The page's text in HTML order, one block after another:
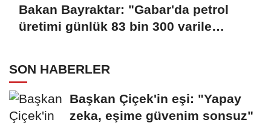
Bakan Bayraktar: "Gabar'da petrol
üretimi günlük 83 bin 300 varile
SON HABERLER
Başkan Çiçek'in eşi: "Yapay
zeka, eşime güvenim sonsuz"